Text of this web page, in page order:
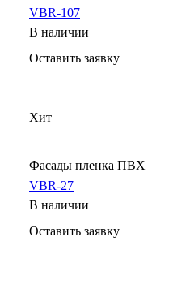
VBR-107
В наличии
Оставить заявку
Хит
Фасады пленка ПВХ
VBR-27
В наличии
Оставить заявку